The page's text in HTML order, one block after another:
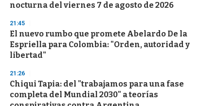
nocturna del viernes 7 de agosto de 2026
21:45
El nuevo rumbo que promete Abelardo De la
Espriella para Colombia: "Orden, autoridad y
libertad"
21:26
Chiqui Tapia: del "trabajamos para una fase
completa del Mundial 2030" a teorías